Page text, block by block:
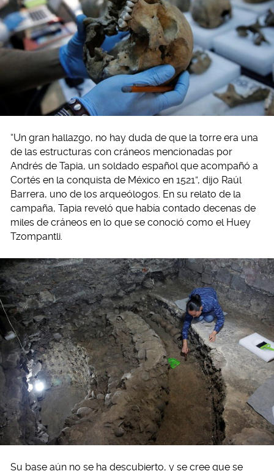
“Un gran hallazgo, no hay duda de que la torre era una
de las estructuras con cráneos mencionadas por
Andrés de Tapia, un soldado español que acompañó a
Cortés en la conquista de México en 1521”, dijo Raúl
Barrera, uno de los arqueólogos. En su relato de la
campaña, Tapia reveló que había contado decenas de
miles de cráneos en lo que se conoció como el Huey
Tzompantli.
Su base aún no se ha descubierto, y se cree que se